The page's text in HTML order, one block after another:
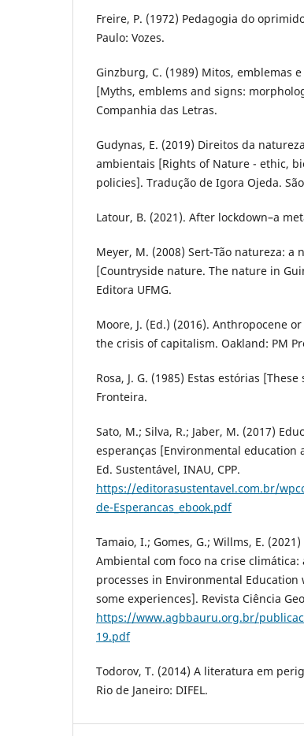
Freire, P. (1972) Pedagogia do
Paulo: Vozes.
Ginzburg, C. (1989) Mitos, emblemas
[Myths, emblems and signs:
Companhia das Letras.
Gudynas, E. (2019) Direitos da
ambientais [Rights of Nature - ethic,
policies]. Tradução de Igora Ojeda.
Latour, B. (2021). After lockdown–a
Meyer, M. (2008) Sert-Tão natureza: a
[Countryside nature. The nature in
Editora UFMG.
Moore, J. (Ed.) (2016). Anthropocene
the crisis of capitalism. Oakland: PM
Rosa, J. G. (1985) Estas estórias
Fronteira.
Sato, M.; Silva, R.; Jaber, M. (2017)
esperanças [Environmental education
Ed. Sustentável, INAU, CPP.
https://editorasustentavel.com.br/
de-Esperancas_ebook.pdf
Tamaio, I.; Gomes, G.; Willms, E.
Ambiental com foco na crise
processes in Environmental
some experiences]. Revista Ciência
https://www.agbbauru.org.br/
19.pdf
Todorov, T. (2014) A literatura em
Rio de Janeiro: DIFEL.